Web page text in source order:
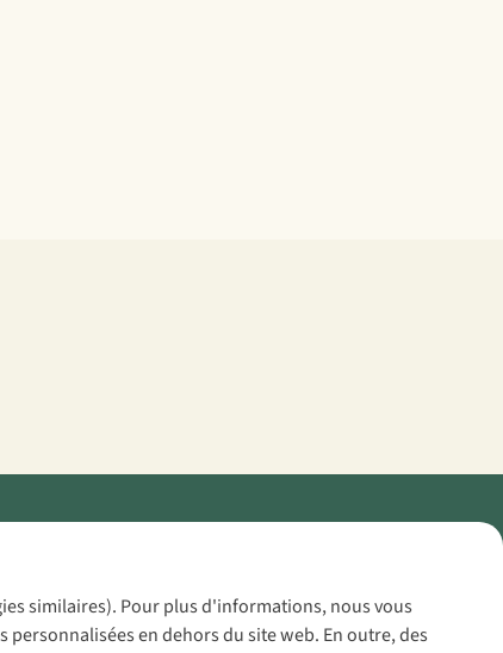
similaires). Pour plus d'informations, nous vous
en dehors du site web. En outre, des